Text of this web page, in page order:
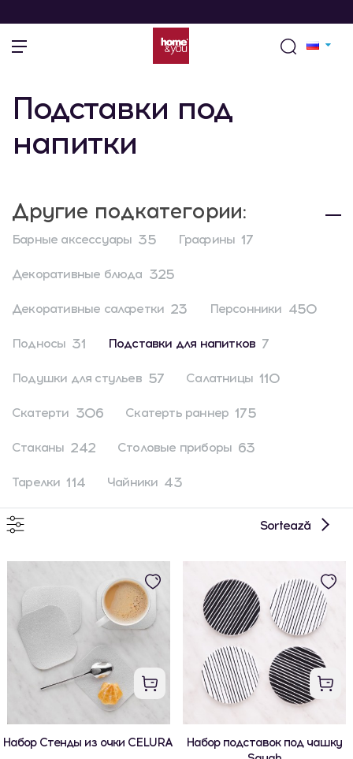
Подставки под
напитки
Другие подкатегории:
Барные аксессуары 35 Графины 17
Декоративные блюда 325
Декоративные салфетки 23 Персонники 450
Подносы 31 Подставки для напитков 7
Подушки для стульев 57 Салатницы 110
Скатерти 306 Скатерть раннер 175
Стаканы 242 Столовые приборы 63
Тарелки 114 Чайники 43
Sortează
Набор Стенды из очки CELURA
Набор подставок под чашку